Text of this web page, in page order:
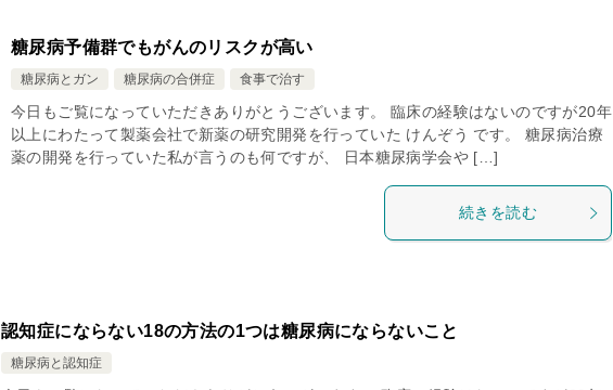
糖尿病予備群でもがんのリスクが高い
糖尿病とガン 糖尿病の合併症 食事で治す
今日もご覧になっていただきありがとうございます。 臨床の経験はないのですが20年
以上にわたって製薬会社で新薬の研究開発を行っていた けんぞう です。 糖尿病治療
薬の開発を行っていた私が言うのも何ですが、 日本糖尿病学会や […]
続きを読む
認知症にならない18の方法の1つは糖尿病にならないこと
糖尿病と認知症